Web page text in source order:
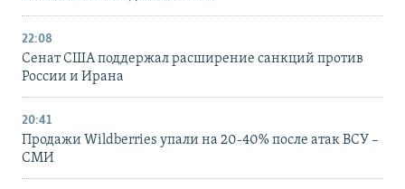
22:08
Сенат США поддержал расширение санкций против
России и Ирана
20:41
Продажи Wildberries упали на 20-40% после атак ВСУ –
СМИ